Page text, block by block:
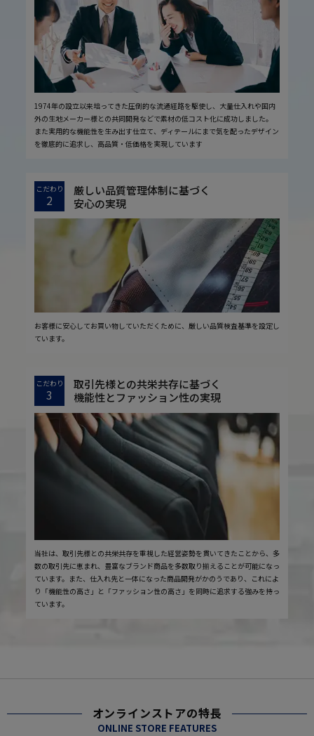
1974年の設立以来培ってきた圧倒的な流通経路を駆使し、大量仕入れや国内
外の生地メーカー様との共同開発などで素材の低コスト化に成功しました。
また実用的な機能性を生み出す仕立て、ディテールにまで気を配ったデザイン
を徹底的に追求し、高品質・低価格を実現しています
こだわり
2
厳しい品質管理体制に基づく
安心の実現
お客様に安心してお買い物していただくために、厳しい品質検査基準を設定し
ています。
こだわり
3
取引先様との共栄共存に基づく
機能性とファッション性の実現
当社は、取引先様との共栄共存を重視した経営姿勢を貫いてきたことから、多
数の取引先に恵まれ、豊富なブランド商品を多数取り揃えることが可能になっ
ています。また、仕入れ先と一体になった商品開発がかのうであり、これによ
り「機能性の高さ」と「ファッション性の高さ」を同時に追求する強みを持っ
ています。
オンラインストアの特長
ONLINE STORE FEATURES